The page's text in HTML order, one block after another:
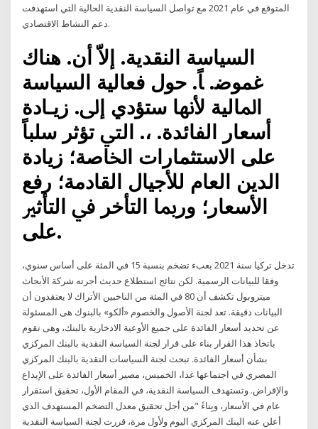
المتوقع في عام 2021 مع تواصل السياسة النقدية الحالية التي استهدفت
دعم النشاط الاقتصادي.
ﺍﻟﺴﻴﺎﺳﺔ ﺍﻟﻨﻘﺪﻳﺔ. ﺇﻻّ ﺃﻥ. ﻫﻨﺎﻙ
ﻏﻤﻮﺿ. ﺎً. ﺣﻮﻝ ﻓﻌﺎﻟﻴﺔ ﺍﻟﺴﻴﺎﺳﺔ
ﺍﳌﺎﻟﻴﺔ ﻷﳖﺎ ﺳﺘﺆﺩﻱ ﺇﱃ. ﺯﻳـﺎﺩﺓ
ﺃﺳﻌﺎﺭ ﺍﻟﻔﺎﺋﺪﺓ. ،. ﺍﻟﱵ ﺗﺆﺛﺮ ﺳﻠﺒﺎً
ﻋﻠﻰ ﺍﻻﺳﺘﺜﻤﺎﺭﺍﺕ ﺍﳋﺎﺻﺔ؛ ﺯﻳﺎﺩﺓ
ﺍﻟﺪﻳﻦ ﺍﻟﻌﺎﻡ ﻟﻸﺟﻴﺎﻝ ﺍﻟﻘﺎﺩﻣﺔ؛ ﺭﻓﻊ
ﺍﻷﺳﻌﺎﺭ؛ ﻭﺭﲟﺎ ﺍﻟﺘﺄﺧﺮ ﰲ ﺍﻟﺘﺄﺛﲑ
ﻋﻠﻰ.
تدخل تركيا سنة 2021 بعبء تضخم بنسبة 15 في المئة على أساس سنوي،
وفقا للبيانات الرسمية. لكن نتائج استطلاع حديث أجرته شركة الأبحاث
ميتروبول تكشف أن 80 في المئة من الناخبين الأتراك لا يعتقدون أن
البيانات دقيقة. تعد لجنة الأصول والخصوم «ألكو» بالبنوك هى المسئولة
عن تحديد أسعار الفائدة على جميع الأوعية الادخارية بالبنك، وهى تقوم
باتخاذ هذا القرار بناء على قرار لجنة السياسة النقدية بالبنك المركزي
بشأن أسعار الفائدة. تبحث لجنة السياسات النقدية بالبنك المركزي
المصري في اجتماعها غدا، الخميس، مصير أسعار الفائدة على الإيداع
والإقراض. وتستهدف السياسة النقدية، في المقام الأول، تحقيق استقرار
عام في الأسعار، وبِناءً "من أجل تحقيق معدل التضخم المستهدف الذي
أعلن عنه البنك المركزي اليوم ولأول مرة، قررت لجنة السياسة النقدية